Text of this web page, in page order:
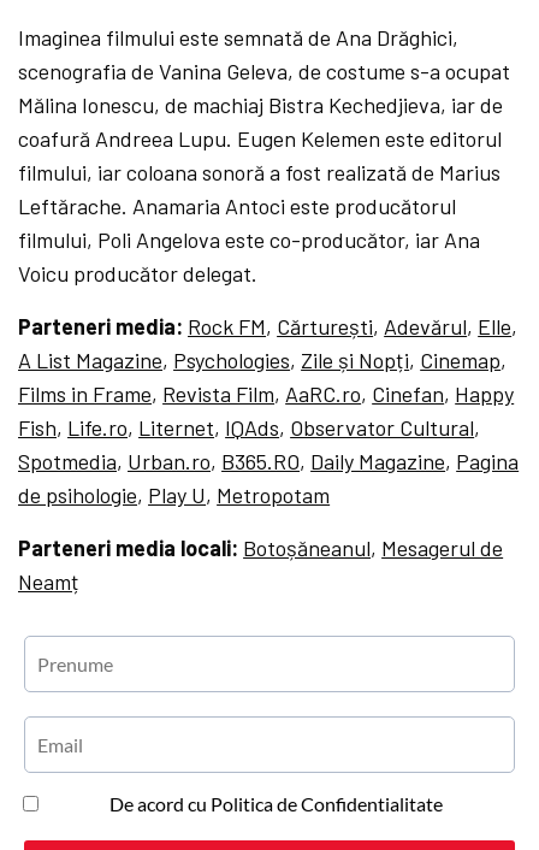
Imaginea filmului este semnată de Ana Drăghici,
scenografia de Vanina Geleva, de costume s-a ocupat
Mălina Ionescu, de machiaj Bistra Kechedjieva, iar de
coafură Andreea Lupu. Eugen Kelemen este editorul
filmului, iar coloana sonoră a fost realizată de Marius
Leftărache. Anamaria Antoci este producătorul
filmului, Poli Angelova este co-producător, iar Ana
Voicu producător delegat.
Parteneri media: Rock FM, Cărturești, Adevărul, Elle,
A List Magazine, Psychologies, Zile și Nopți, Cinemap,
Films in Frame, Revista Film, AaRC.ro, Cinefan, Happy
Fish, Life.ro, Liternet, IQAds, Observator Cultural,
Spotmedia, Urban.ro, B365.RO, Daily Magazine, Pagina
de psihologie, Play U, Metropotam
Parteneri media locali: Botoșăneanul, Mesagerul de
Neamț